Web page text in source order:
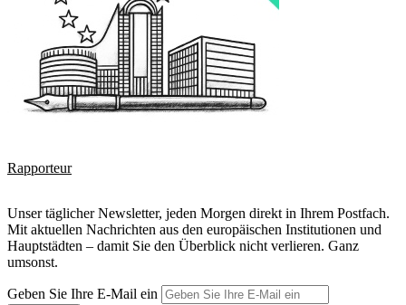
Rapporteur
Unser täglicher Newsletter, jeden Morgen direkt in Ihrem Postfach.
Mit aktuellen Nachrichten aus den europäischen Institutionen und
Hauptstädten – damit Sie den Überblick nicht verlieren. Ganz
umsonst.
Geben Sie Ihre E-Mail ein